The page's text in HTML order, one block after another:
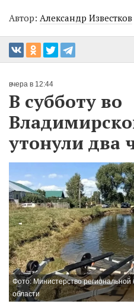
Автор: Александр Известков
вчера в 12:44
В субботу во
утонули два
Фото: Министерство
области